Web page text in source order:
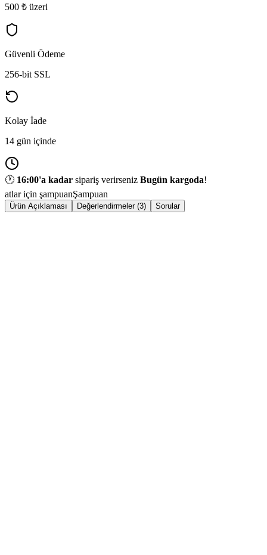
500 ₺ üzeri
Güvenli Ödeme
256-bit SSL
Kolay İade
14 gün içinde
🕐 16:00'a kadar sipariş verirseniz Bugün kargoda!
atlar için şampuanŞampuan
Ürün Açıklaması Değerlendirmeler (3) Sorular